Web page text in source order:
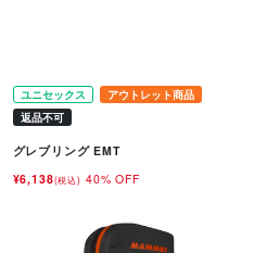
ユニセックス
アウトレット商品
返品不可
グレブリング EMT
¥6,138(税込) 40% OFF